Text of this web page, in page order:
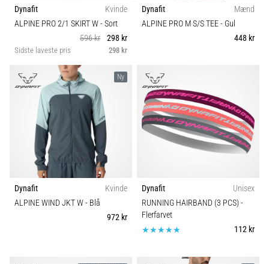
Dynafit
Kvinde
ALPINE PRO 2/1 SKIRT W- Sort
596 kr
298 kr
Sidste laveste pris 298 kr
Dynafit
Mænd
ALPINE PRO M S/S TEE- Gul
448 kr
Ny
Dynafit
Kvinde
ALPINE WIND JKT W- Blå
972 kr
Dynafit
Unisex
RUNNING HAIRBAND (3 PCS)-
Flerfarvet
112 kr